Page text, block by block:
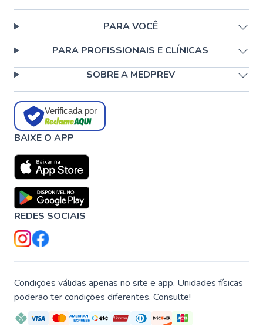
PARA VOCÊ
PARA PROFISSIONAIS E CLÍNICAS
SOBRE A MEDPREV
Verificada por
BAIXE O APP
REDES SOCIAIS
Condições válidas apenas no site e app. Unidades físicas
poderão ter condições diferentes. Consulte!